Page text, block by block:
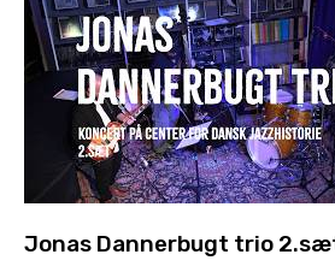
Jonas Dannerbugt trio